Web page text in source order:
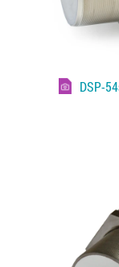
DSP-